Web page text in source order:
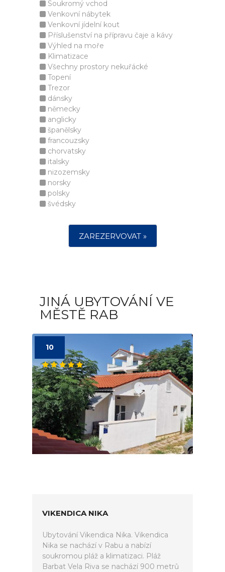
Soukromý vchod
Venkovní nábytek
Venkovní jídelní kout
Příslušenství na přípravu čaje a kávy
Výhled na moře
Klimatizace
Všechny prostory nekuřácké
Topení
Trezor
dánsky
německy
anglicky
španělsky
francouzsky
chorvatsky
italsky
nizozemsky
norsky
polsky
švédsky
ZAREZERVOVAT »
JINÁ UBYTOVÁNÍ VE
MĚSTĚ RAB
10
VIKENDICA NIKA
Ubytování Vikendica Nika. Vikendica
Nika se nachází v Rabu a nabízí
soukromou pláž a klimatizaci. Pláž
Barbat Vela Riva se nachází 900 metrů